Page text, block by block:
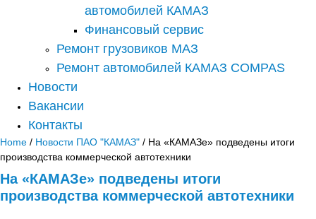
автомобилей КАМАЗ
Финансовый сервис
Ремонт грузовиков МАЗ
Ремонт автомобилей КАМАЗ COMPAS
Новости
Вакансии
Контакты
Home / Новости ПАО "КАМАЗ" / На «КАМАЗе» подведены итоги
производства коммерческой автотехники
На «КАМАЗе» подведены итоги
производства коммерческой автотехники